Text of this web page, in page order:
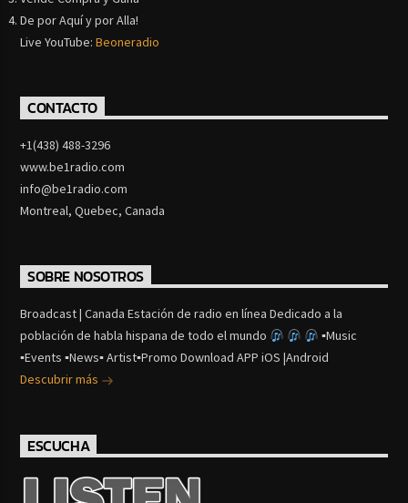
De por Aquí y por Alla!
Live YouTube:Beoneradio
CONTACTO
+1(438) 488-3296
www.be1radio.com
info@be1radio.com
Montreal, Quebec, Canada
SOBRE NOSOTROS
Broadcast | Canada Estación de radio en línea Dedicado a la
población de habla hispana de todo el mundo
▪Music
▪Events ▪News▪ Artist▪Promo Download APP iOS |Android
Descubrir más
ESCUCHA